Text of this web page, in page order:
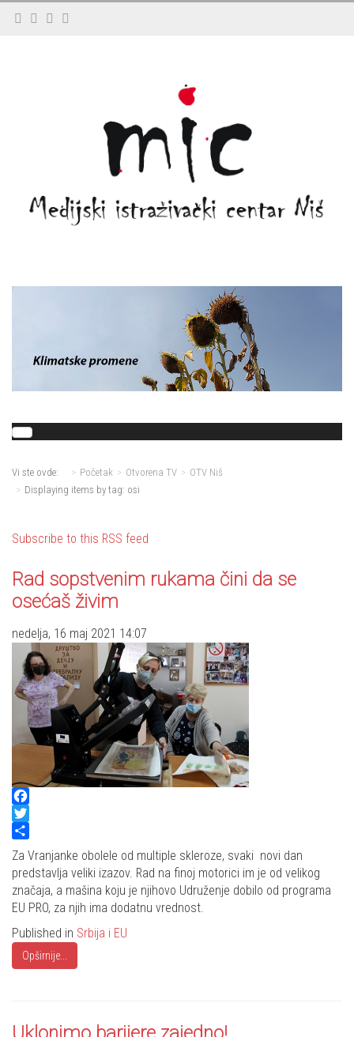
Vi ste ovde: Početak Otvorena TV
OTV Niš
Displaying items by tag: osi
Subscribe to this RSS feed
Rad sopstvenim rukama čini da se
osećaš živim
nedelja, 16 maj 2021 14:07
Facebook
Twitter
Share
Za Vranjanke obolele od multiple skleroze, svaki novi dan
predstavlja veliki izazov. Rad na finoj motorici im je od velikog
značaja, a mašina koju je njihovo Udruženje dobilo od programa
EU PRO, za njih ima dodatnu vrednost.
Published in Srbija i EU
Opširnije...